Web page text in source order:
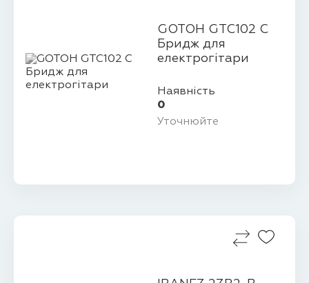
GOTOH GTC102 C
Бридж для
електрогітари
Наявність
0
Уточнюйте